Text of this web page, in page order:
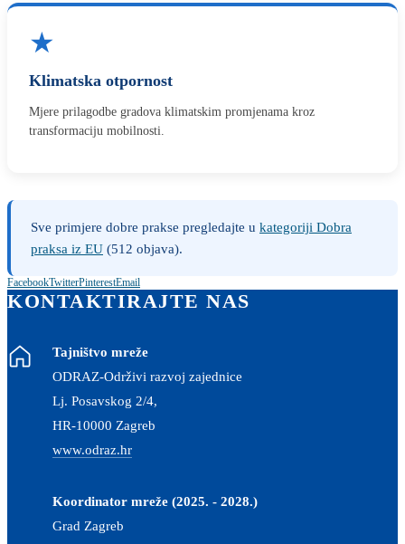
★
Klimatska otpornost
Mjere prilagodbe gradova klimatskim promjenama kroz
transformaciju mobilnosti.
Sve primjere dobre prakse pregledajte u kategoriji Dobra
praksa iz EU (512 objava).
FacebookTwitterPinterestEmail
KONTAKTIRAJTE NAS
Tajništvo mreže
ODRAZ-Održivi razvoj zajednice
Lj. Posavskog 2/4,
HR-10000 Zagreb
www.odraz.hr
Koordinator mreže (2025. - 2028.)
Grad Zagreb